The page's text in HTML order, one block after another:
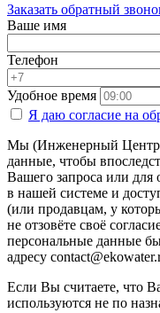
Заказать обратный
Ваше имя
Телефон
Удобное время
Я даю согласие на
Мы (Инженерный Центр
данные, чтобы
Вашего запроса или для
в нашей системе и
(или продавцам, у
не отзовёте своё
персональные данные
адресу
Если Вы считаете, что
используются не по